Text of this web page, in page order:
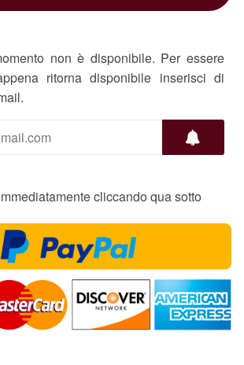
non è disponibile. Per essere
ritorna disponibile inserisci di
cliccando qua sotto